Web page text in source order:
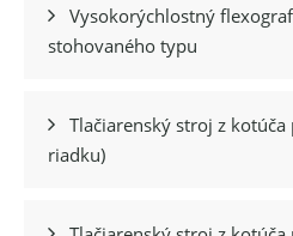

Vysokorýchlostný
stohovaného typu
 Tlačiarenský stroj z
riadku)